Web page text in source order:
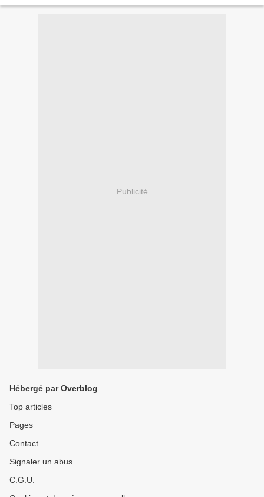
Publicité
Hébergé par Overblog
Top articles
Pages
Contact
Signaler un abus
C.G.U.